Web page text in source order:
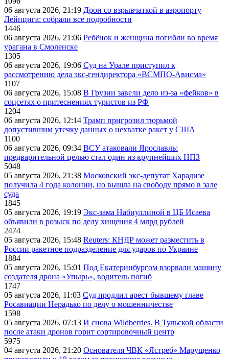
06 августа 2026, 21:19 Дрон со взрывчаткой в аэропорту
Лейпцига: собрали все подробности
1446
06 августа 2026, 21:06 Ребёнок и женщина погибли во время
урагана в Смоленске
1305
06 августа 2026, 19:06 Суд на Урале приступил к
рассмотрению дела экс-гендиректора «ВСМПО-Ависма»
1107
06 августа 2026, 15:08 В Грузии завели дело из-за «фейков» в
соцсетях о притеснениях туристов из РФ
1204
06 августа 2026, 12:14 Трамп пригрозил тюрьмой
допустившим утечку данных о нехватке ракет у США
1100
06 августа 2026, 09:34 ВСУ атаковали Ярославль:
предварительной целью стал один из крупнейших НПЗ
5048
05 августа 2026, 21:38 Московский экс-депутат Харадизе
получила 4 года колонии, но вышла на свободу прямо в зале
суда
1845
05 августа 2026, 19:19 Экс-зама Набиуллиной в ЦБ Исаева
объявили в розыск по делу хищения 4 млрд рублей
2474
05 августа 2026, 15:48 Reuters: КНДР может разместить в
России ракетное подразделение для ударов по Украине
1884
05 августа 2026, 15:01 Под Екатеринбургом взорвали машину
создателя дрона «Упырь», водитель погиб
1747
05 августа 2026, 11:03 Суд продлил арест бывшему главе
Росавиации Нерадько по делу о мошенничестве
1598
05 августа 2026, 07:13 И снова Wildberries. В Тульской области
после атаки дронов горит сортировочный центр
5975
04 августа 2026, 21:20 Основателя ЧВК «Ястреб» Марущенко